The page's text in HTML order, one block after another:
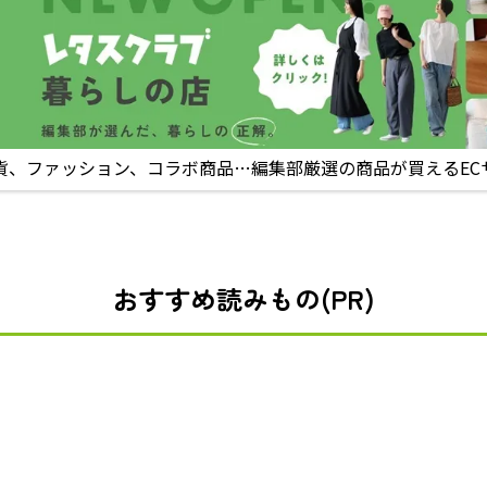
、ファッション、コラボ商品…編集部厳選の商品が買えるEC
おすすめ読みもの(PR)